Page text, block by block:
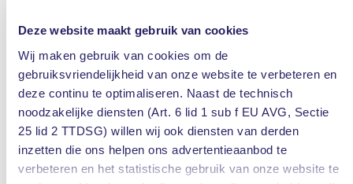
Deze website maakt gebruik van cookies
Wij maken gebruik van cookies om de
gebruiksvriendelijkheid van onze website te verbeteren en
deze continu te optimaliseren. Naast de technisch
noodzakelijke diensten (Art. 6 lid 1 sub f EU AVG, Sectie
25 lid 2 TTDSG) willen wij ook diensten van derden
inzetten die ons helpen ons advertentieaanbod te
verbeteren en het statistische gebruik van onze website te
Nederland. MT/Sprout onderzoekt in samenwerking
onderzoek de stand van...Lees verder
digitale transformatie Enabler IT
MT/Sprout
Nieuws
Onderzoek PQR rustmakers
digitale transformatie